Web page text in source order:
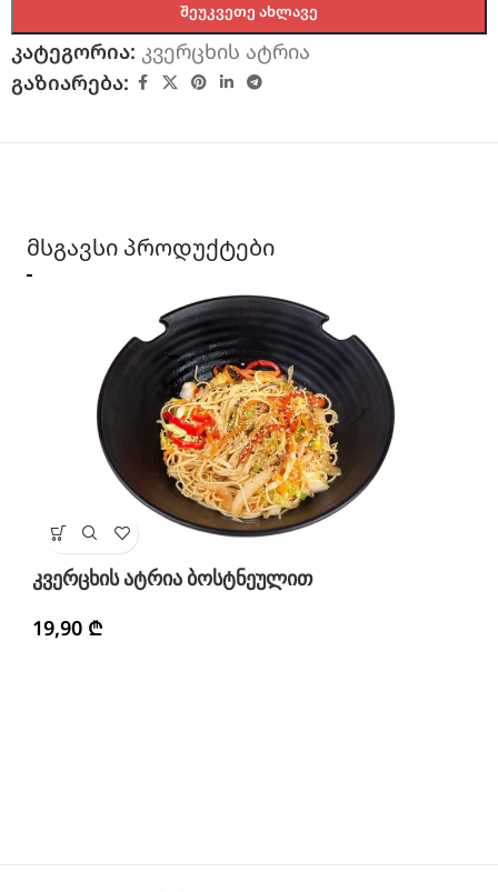
ᲨᲔᲣᲙᲕᲔᲗᲔ ᲐᲮᲚᲐᲕᲔ
კატეგორია: კვერცხის ატრია
გაზიარება:
მსგავსი პროდუქტები
კვერცხის ატრია ბოსტნეულით
19,90 ₾